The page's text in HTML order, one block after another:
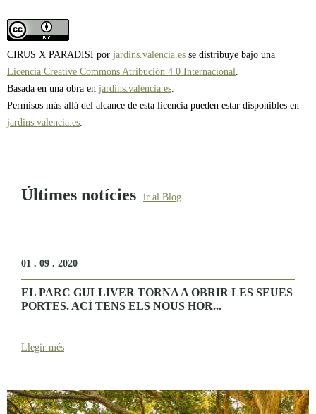
CIRUS X PARADISI por jardins.valencia.es se distribuye bajo una
Licencia Creative Commons Atribución 4.0 Internacional
Basada en una obra en jardins.valencia.es
Permisos más allá del alcance de esta licencia pueden estar disponibles en
jardins.valencia.es
Últimes notícies ir al Blog
01 . 09 . 2020
EL PARC GULLIVER TORNA A OBRIR LES SEUES
PORTES. ACÍ TENS ELS NOUS HOR...
Llegir més